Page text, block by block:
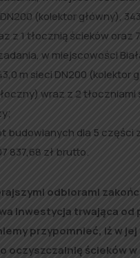
(kolektor główny),
z 1 tłocznią ścieków oraz
w miejscowości
m sieci DN200 (kolektor
wraz z 2 tłoczniami
budowlanych dla 5 części
837,68 zł brutto.
odbiorami
inwestycja trwająca od
przypomnieć, iż w jej
oczyszczalnię ścieków w